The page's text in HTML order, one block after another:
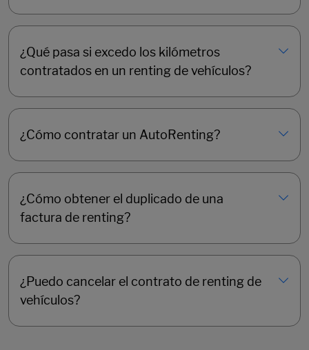
¿Qué pasa si excedo los kilómetros
contratados en un renting de vehículos?
¿Cómo contratar un AutoRenting?
¿Cómo obtener el duplicado de una
factura de renting?
¿Puedo cancelar el contrato de renting de
vehículos?